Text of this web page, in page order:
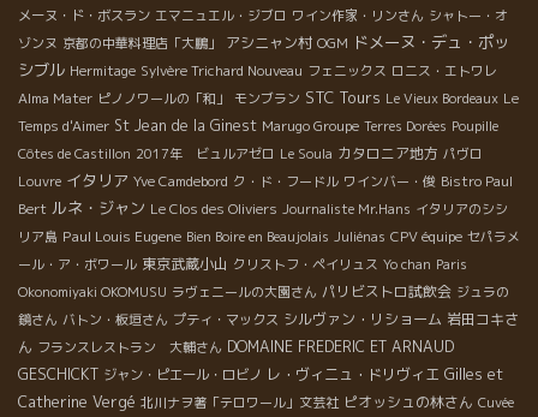
メーヌ・ド・ボスラン エマニュエル・ジブロ ワイン作家・リンさん シャトー・オ
ゾンヌ 京都の中華料理店「大鵬」 アシニャン村 OGM ドメーヌ・デュ・ポッ
シブル Hermitage Sylvère Trichard Nouveau フェニックス ロニス・エトワレ
Alma Mater ピノノワールの「和」 モンブラン STC Tours Le Vieux Bordeaux Le
Temps d'Aimer St Jean de la Ginest Marugo Groupe Terres Dorées Poupille
Côtes de Castillon 2017年 ビュルアゼロ Le Soula カタロニア地方 パヴロ
Louvre イタリア Yve Camdebord ク・ド・フードル ワインバー・俊 Bistro Paul
Bert ルネ・ジャン Le Clos des Oliviers Journaliste Mr.Hans イタリアのシシ
リア島 Paul Louis Eugene Bien Boire en Beaujolais Juliénas CPV équipe セパラメ
ール・ア・ボワール 東京武蔵小山 クリストフ・ペイリュス Yo chan Paris
Okonomiyaki OKOMUSU ラヴェニールの大園さん パリビストロ試飲会 ジュラの
鏡さん バトン・板垣さん プティ・マックス シルヴァン・リショーム 岩田コキさ
ん フランスレストラン 大輔さん DOMAINE FREDERIC ET ARNAUD
GESCHICKT ジャン・ピエール・ロビノ レ・ヴィニュ・ドリヴィエ Gilles et
Catherine Vergé 北川ナヲ著「テロワール」文芸社 ピオッシュの林さん Cuvée